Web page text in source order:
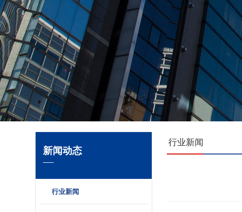
新闻动态
行业新闻
行业新闻